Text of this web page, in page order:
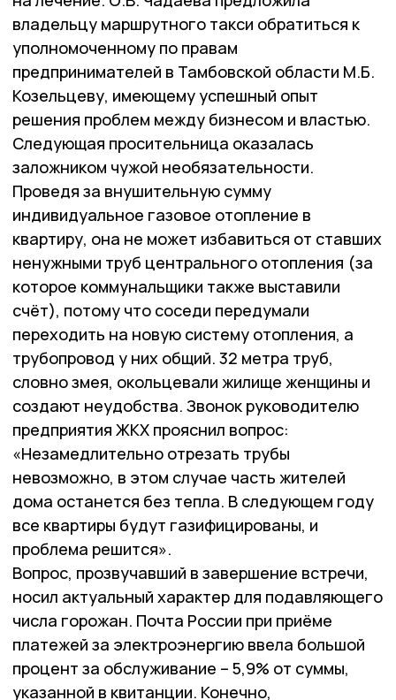
владельцу маршрутного такси обратиться к
уполномоченному по правам
предпринимателей в Тамбовской области М.Б.
Козельцеву, имеющему успешный опыт
решения проблем между бизнесом и властью.
Следующая просительница оказалась
заложником чужой необязательности.
Проведя за внушительную сумму
индивидуальное газовое отопление в
квартиру, она не может избавиться от ставших
ненужными труб центрального отопления (за
которое коммунальщики также выставили
счёт), потому что соседи передумали
переходить на новую систему отопления, а
трубопровод у них общий. 32 метра труб,
словно змея, окольцевали жилище женщины и
создают неудобства. Звонок руководителю
предприятия ЖКХ прояснил вопрос:
«Незамедлительно отрезать трубы
невозможно, в этом случае часть жителей
дома останется без тепла. В следующем году
все квартиры будут газифицированы, и
проблема решится».
Вопрос, прозвучавший в завершение встречи,
носил актуальный характер для подавляющего
числа горожан. Почта России при приёме
платежей за электроэнергию ввела большой
процент за обслуживание – 5,9% от суммы,
указанной в квитанции. Конечно,